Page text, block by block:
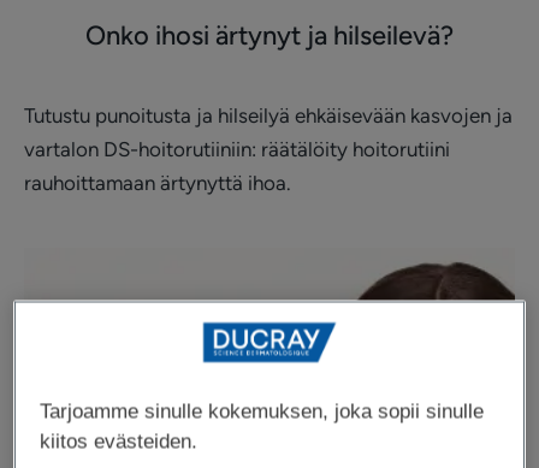
Onko ihosi ärtynyt ja hilseilevä?
Tutustu punoitusta ja hilseilyä ehkäisevään kasvojen ja
vartalon DS-hoitorutiiniin: räätälöity hoitorutiini
rauhoittamaan ärtynyttä ihoa.
Tarjoamme sinulle kokemuksen, joka sopii sinulle
kiitos evästeiden.